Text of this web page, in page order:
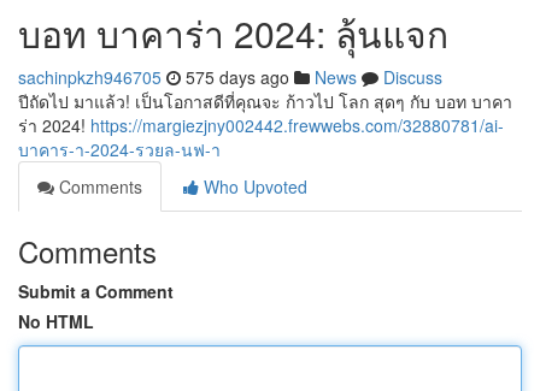
บอท บาคาร่า 2024: ลุ้นแจก
sachinpkzh946705 575 days ago News
Discuss
ปีถัดไป มาแล้ว! เป็นโอกาสดีที่คุณจะ ก้าวไป โลก สุดๆ กับ บอท บาคา
ร่า 2024! https://margiezjny002442.frewwebs.com/32880781/ai-
บาคาร-า-2024-รวยล-นฟ-า
Comments
Who Upvoted
Comments
Submit a Comment
No HTML